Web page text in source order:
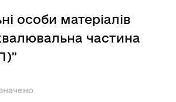
особи матеріалів
частина